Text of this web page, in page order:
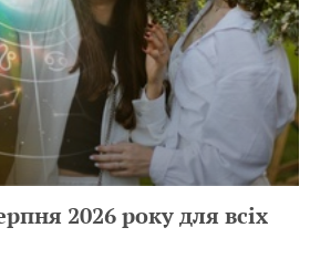
2026 року для всіх